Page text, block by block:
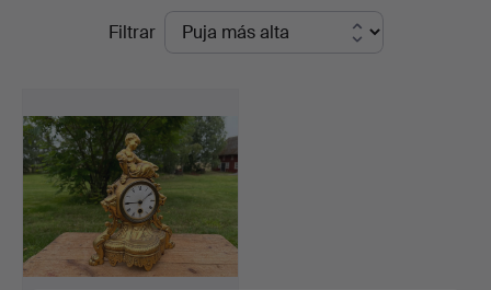
Filtrar